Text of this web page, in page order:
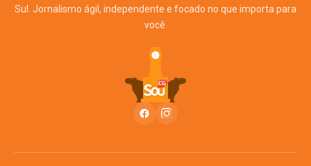
Sul. Jornalismo ágil, independente e focado no que importa para
você.